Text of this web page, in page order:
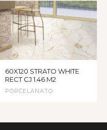
60X120 STRATO WHITE
RECT CJ 1.46 M2
PORCELANATO